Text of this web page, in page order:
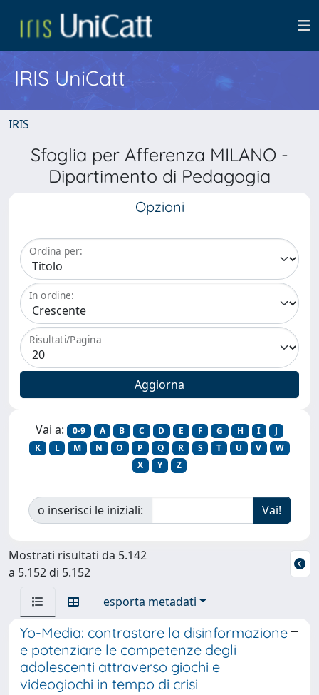
IRIS UniCatt
IRIS
Sfoglia per Afferenza MILANO -
Dipartimento di Pedagogia
Opzioni
Ordina per:
In ordine:
Risultati/Pagina
Vai a: 0-9 A B C D E F G H I
J
K
L M N O P Q R S T U V
W
X
Y Z
o inserisci le iniziali:
Mostrati risultati da 5.142
a 5.152 di 5.152
esporta metadati
Yo-Media: contrastare la disinformazione
e potenziare le competenze degli
adolescenti attraverso giochi e
videogiochi in tempo di crisi